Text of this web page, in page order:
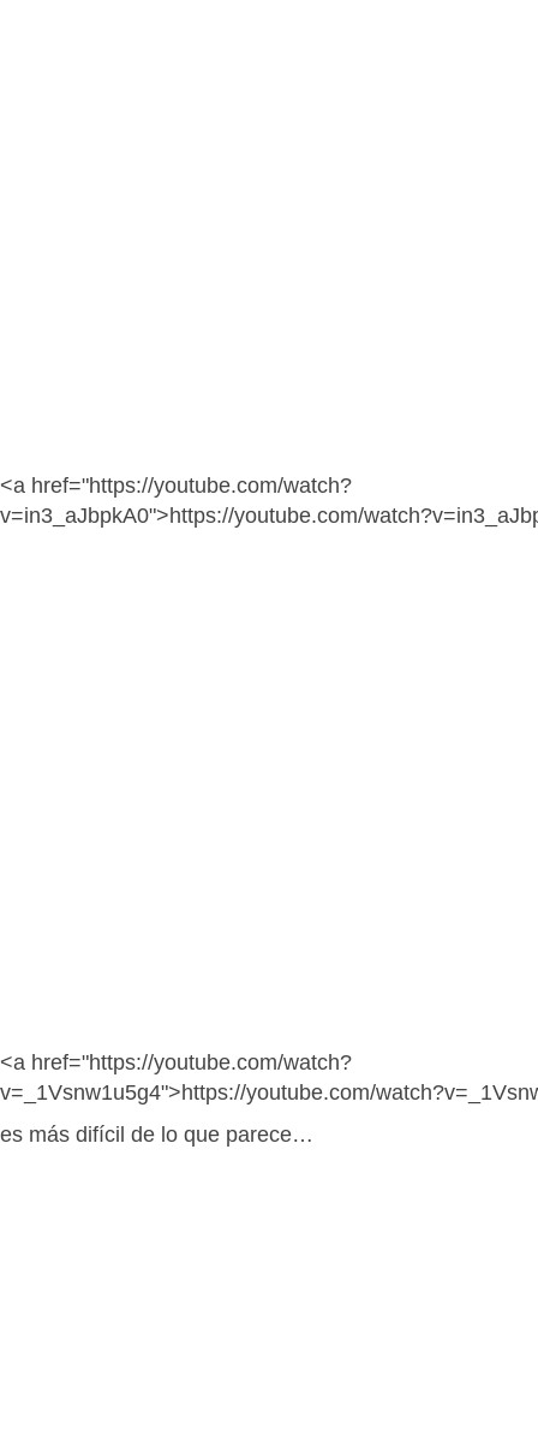
<a href="https://youtube.com/watch?
v=in3_aJbpkA0">https://youtube.com/
<a href="https://youtube.com/watch?
v=_1Vsnw1u5g4">https://youtube.com/
es más difícil de lo que parece…